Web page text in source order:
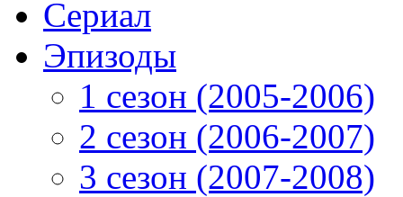
Сериал
Эпизоды
1 сезон (2005-2006)
2 сезон (2006-2007)
3 сезон (2007-2008)